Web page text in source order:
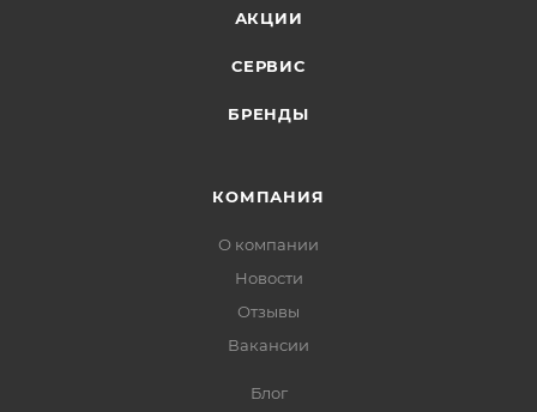
АКЦИИ
СЕРВИС
БРЕНДЫ
КОМПАНИЯ
О компании
Новости
Отзывы
Вакансии
Блог